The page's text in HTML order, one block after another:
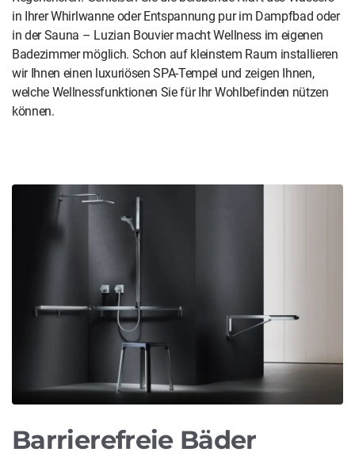
in Ihrer Whirlwanne oder Entspannung pur im Dampfbad oder
in der Sauna – Luzian Bouvier macht Wellness im eigenen
Badezimmer möglich. Schon auf kleinstem Raum installieren
wir Ihnen einen luxuriösen SPA-Tempel und zeigen Ihnen,
welche Wellnessfunktionen Sie für Ihr Wohlbefinden nützen
können.
Barrierefreie Bäder